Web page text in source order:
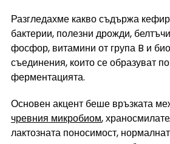
Разгледахме какво съдържа
бактерии, полезни дрожди,
фосфор, витамини от група B и
съединения, които се образуват
ферментацията.
Основен акцент беше връзката
чревния микробиом,
лактозната поносимост,